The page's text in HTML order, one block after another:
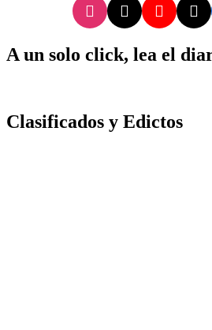
A un solo click, lea el
Clasificados y Edictos